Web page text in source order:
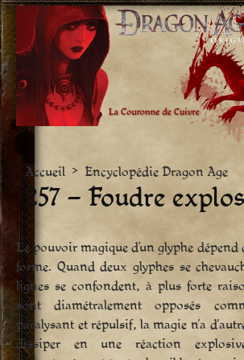
Aller
vers
le
contenu
Accueil > Encyclopédie Dragon Age
257 – Foudre
Le pouvoir magique d’un glyphe dépend
forme. Quand deux glyphes se
lignes se confondent, à plus forte
sont diamétralement opposés
paralysant et répulsif, la magie n’a
dissiper en une réaction